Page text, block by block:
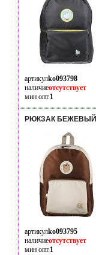
артикулko093798
наличиеотсутствует
мин опт.1
РЮКЗАК
артикулko093795
наличиеотсутствует
мин опт.1